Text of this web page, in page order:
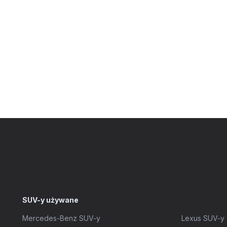
SUV-y używane
Mercedes-Benz SUV-y Lexus SUV-y